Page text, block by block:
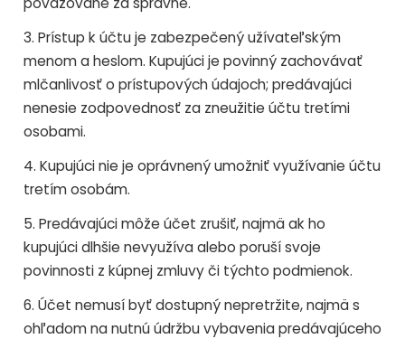
3. Prístup k účtu je zabezpečený užívateľským
menom a heslom. Kupujúci je povinný zachovávať
mlčanlivosť o prístupových údajoch; predávajúci
nenesie zodpovednosť za zneužitie účtu tretími
osobami.
4. Kupujúci nie je oprávnený umožniť využívanie účtu
tretím osobám.
5. Predávajúci môže účet zrušiť, najmä ak ho
kupujúci dlhšie nevyužíva alebo poruší svoje
povinnosti z kúpnej zmluvy či týchto podmienok.
6. Účet nemusí byť dostupný nepretržite, najmä s
ohľadom na nutnú údržbu vybavenia predávajúceho